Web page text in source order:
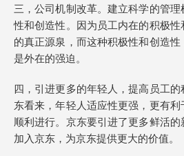
三，公司机制改革。建立科学的管
性和创造性。因为员工内在的积极
的真正源泉，而这种积极性和创造
是外在的强迫。
四，引进更多的年轻人，提高员工
东看来，年轻人适应性更强，更有
顺利进行。京东要引进了更多鲜活
加入京东，为京东提供更大的价值。